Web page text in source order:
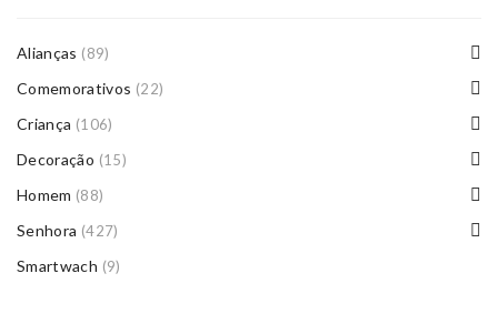
Alianças (89)
Comemorativos (22)
Criança (106)
Decoração (15)
Homem (88)
Senhora (427)
Smartwach (9)